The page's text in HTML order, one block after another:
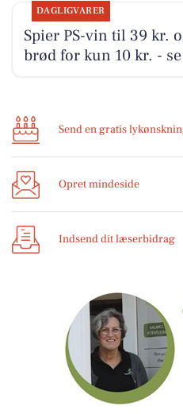
DAGLIGVARER
Spier PS-vin til 39 kr.
brød for kun 10 kr. -
Send en gratis
Opret mindeside
Indsend dit læserbidrag